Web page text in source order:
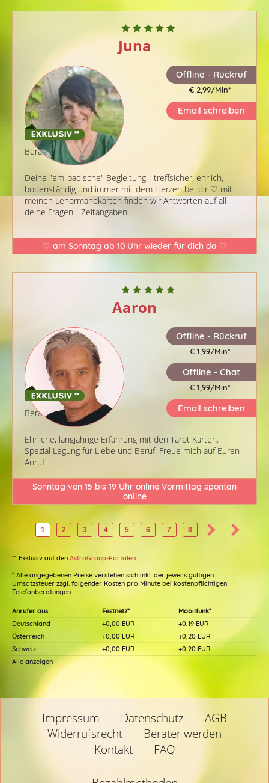
Juna
Berater-ID: 509
Deine "em-badische" Begleitung - treffsicher, ehrlich,
bodenständig und immer mit dem Herzen bei dir ♡ mit
meinen Lenormandkarten finden wir Antworten auf all
deine Fragen - Zeitangaben
Offline - Rückruf
€ 2,99/Min*
Email schreiben
♡ am Sonntag ab 10 Uhr wieder für dich da ♡
Aaron
Berater-ID: 219
Ehrliche, langjährige Erfahrung mit den Tarot Karten.
Spezial Legung für Liebe und Beruf. Freue mich auf Euren
Anruf
Offline - Rückruf
€ 1,99/Min*
Offline - Chat
€ 1,99/Min*
Email schreiben
Sonntag von 15 bis 19 Uhr online Vormittag spontan
online
1 2 3 4 5 6 7 8
** Exklusiv auf den AstroGroup-Portalen
* Alle angegebenen Preise verstehen sich inkl. der jeweils gültigen
Umsatzsteuer zzgl. folgender Kosten pro Minute bei kostenpflichtigen
Telefonberatungen.
Anrufer aus Festnetz*
Mobilfunk*
Deutschland
+0,00 EUR
+0,19 EUR
Österreich
+0,00 EUR
+0,20 EUR
Schweiz
+0,00 EUR
+0,20 EUR
Alle anzeigen
Impressum Datenschutz
AGB
Widerrufsrecht
Berater werden
Kontakt
FAQ